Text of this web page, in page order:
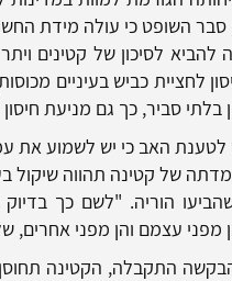
השופט כי עולה מידת
להביא לסיכון של קטינים
לחציית כביש בעיניים
בלתי סביר, כך גם מניעת
האב כי יש לשמוע את
של קטינה תהווה שיקול
הוריה. "לשם כך
מפני עצמם והן מפני אחרים,
התקבלה, הקטינה